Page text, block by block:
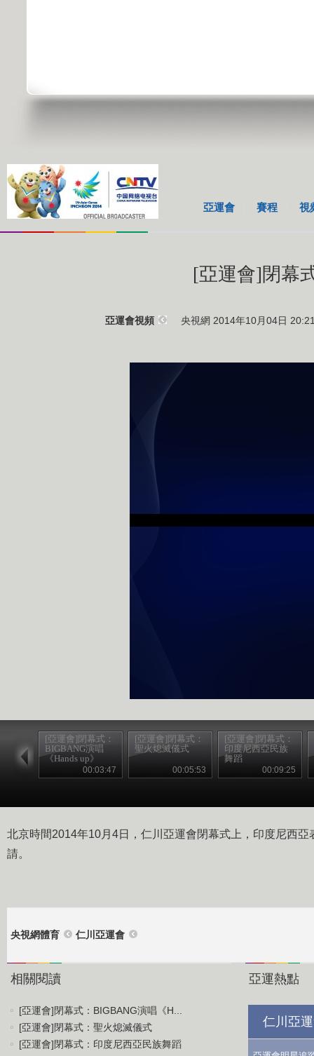
亞運會 賽程 視
[亞運會]閉幕
亞運會視頻 央視網 2014年10月04日
[亞運會]閉幕式：
BIGBANG演唱
《Hands up》
00:03:47
[亞運會]閉幕式：
聖火熄滅儀式
00:05:53
[亞運會]閉幕式：
印度尼西亞民族
舞蹈
00:09:25
北京時間2014年10月4日，仁川亞運會閉幕式上，印度尼西
請。
央視網體育 仁川亞運會
相關閱讀
[亞運會]閉幕式：BIGBANG演唱《H...
[亞運會]閉幕式：聖火熄滅儀式
[亞運會]閉幕式：印度尼西亞民族舞蹈
亞運熱點
仁川亞